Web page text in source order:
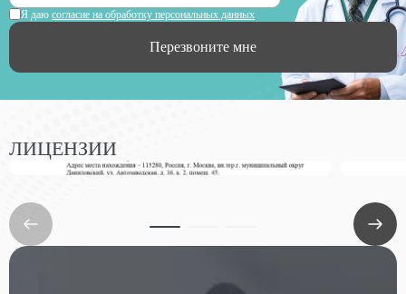
Я даю согласие на обработку персональных данных
Перезвоните мне
ЛИЦЕНЗИИ